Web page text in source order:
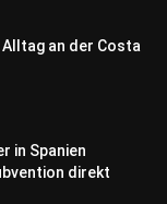
an der Costa
in Spanien
direkt